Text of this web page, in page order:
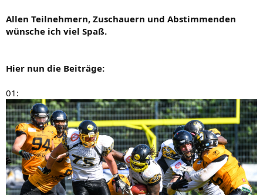
Allen Teilnehmern, Zuschauern und Abstimmenden
wünsche ich viel Spaß.
Hier nun die Beiträge:
01: